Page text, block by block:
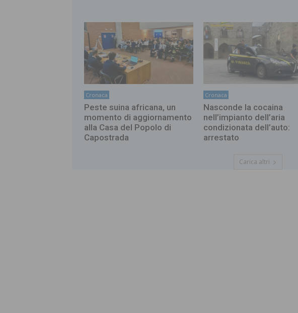
Cronaca
Peste suina africana, un
momento di aggiornamento
alla Casa del Popolo di
Capostrada
Cronaca
Nasconde la cocaina
nell’impianto dell’aria
condizionata dell’auto:
arrestato
Carica altri